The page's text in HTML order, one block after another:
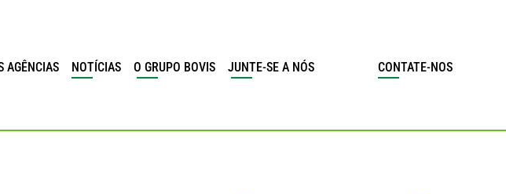
AGÊNCIAS NOTÍCIAS O GRUPO BOVIS JUNTE-SE A NÓS CONTATE-NOS